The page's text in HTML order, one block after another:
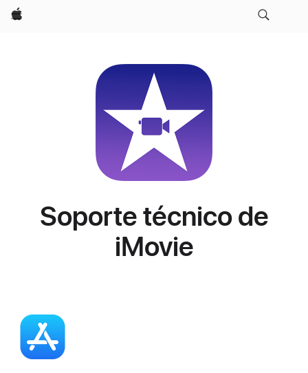
Apple
Soporte técnico de
iMovie